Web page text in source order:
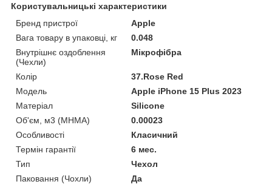
Користувальницькі характеристики
Бренд пристрої
Apple
Вага товару в упаковці, кг
0.048
Внутрішнє оздоблення
(Чехли)
Мікрофібра
Колір
37.Rose Red
Мoдель
Apple iPhone 15 Plus 2023
Матеріал
Silicone
Об'єм, м3 (МНМА)
0.00023
Особливості
Класичний
Термін гарантії
6 мес.
Тип
Чехол
Паковання (Чохли)
Да